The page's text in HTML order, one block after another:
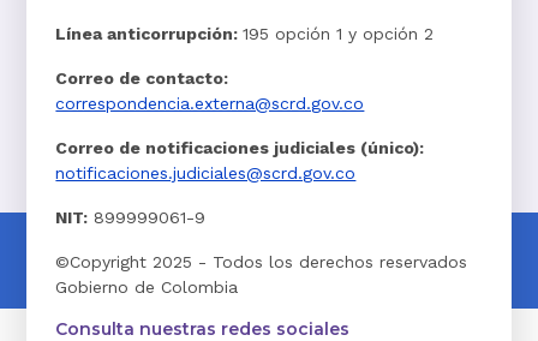
Línea anticorrupción:195 opción 1 y opción 2
Correo de contacto:
correspondencia.externa@scrd.gov.co
Correo de notificaciones judiciales (único):
notificaciones.judiciales@scrd.gov.co
NIT: 899999061-9
©Copyright 2025 - Todos los derechos reservados
Gobierno de Colombia
Consulta nuestras redes sociales